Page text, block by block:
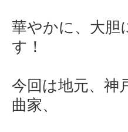
華やかに、大胆
す！
今回は地元、神
曲家、